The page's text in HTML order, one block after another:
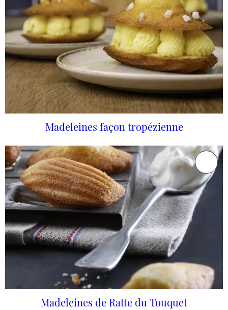
Madeleines façon tropézienne
Madeleines de Ratte du Touquet